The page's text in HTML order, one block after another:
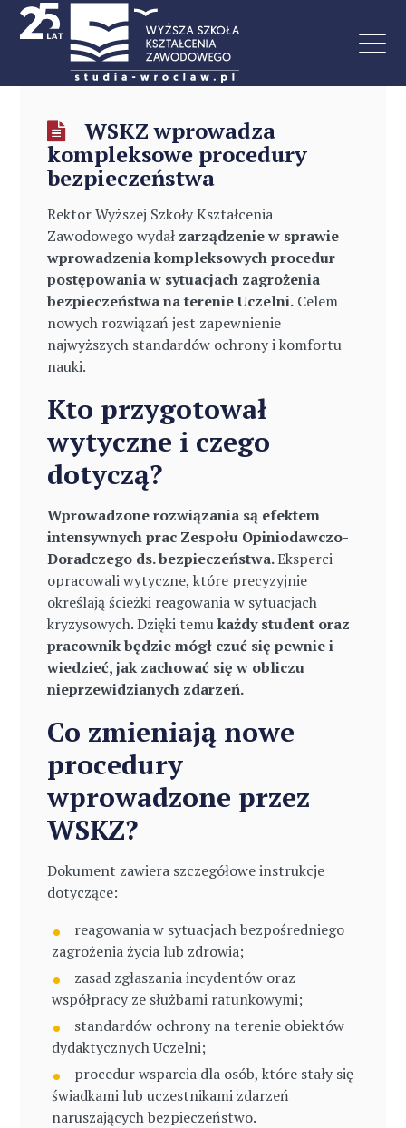
WSKZ wprowadza
kompleksowe procedury
bezpieczeństwa
Rektor Wyższej Szkoły Kształcenia
Zawodowego wydał zarządzenie w sprawie
wprowadzenia kompleksowych procedur
postępowania w sytuacjach zagrożenia
bezpieczeństwa na terenie Uczelni. Celem
nowych rozwiązań jest zapewnienie
najwyższych standardów ochrony i komfortu
nauki.
Kto przygotował
wytyczne i czego
dotyczą?
Wprowadzone rozwiązania są efektem
intensywnych prac Zespołu Opiniodawczo-
Doradczego ds. bezpieczeństwa.Eksperci
opracowali wytyczne, które precyzyjnie
określają ścieżki reagowania w sytuacjach
kryzysowych. Dzięki temukażdy student oraz
pracownik będzie mógł czuć się pewnie i
wiedzieć, jak zachować się w obliczu
nieprzewidzianych zdarzeń.
Co zmieniają nowe
procedury
wprowadzone przez
WSKZ?
Dokument zawiera szczegółowe instrukcje
dotyczące:
reagowania w sytuacjach bezpośredniego
zagrożenia życia lub zdrowia;
zasad zgłaszania incydentów oraz
współpracy ze służbami ratunkowymi;
standardów ochrony na terenie obiektów
dydaktycznych Uczelni;
procedur wsparcia dla osób, które stały się
świadkami lub uczestnikami zdarzeń
naruszających bezpieczeństwo.